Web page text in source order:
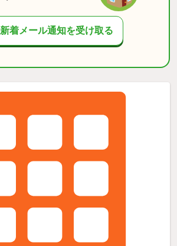
新着メール通知を受け取る